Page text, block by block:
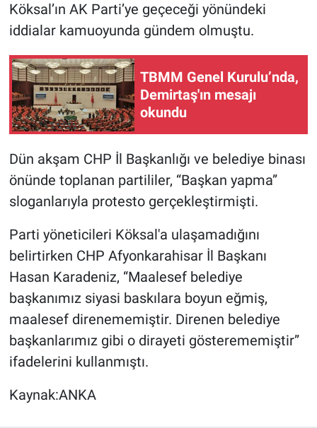
Köksal’ın AK Parti’ye geçeceği yönündeki
iddialar kamuoyunda gündem olmuştu.
TBMM Genel Kurulu’nda,
Demirtaş'ın mesajı
okundu
Dün akşam CHP İl Başkanlığı ve belediye binası
önünde toplanan partililer, “Başkan yapma”
sloganlarıyla protesto gerçekleştirmişti.
Parti yöneticileri Köksal'a ulaşamadığını
belirtirken CHP Afyonkarahisar İl Başkanı
Hasan Karadeniz, “Maalesef belediye
başkanımız siyasi baskılara boyun eğmiş,
maalesef direnememiştir. Direnen belediye
başkanlarımız gibi o dirayeti gösterememiştir”
ifadelerini kullanmıştı.
Kaynak:ANKA